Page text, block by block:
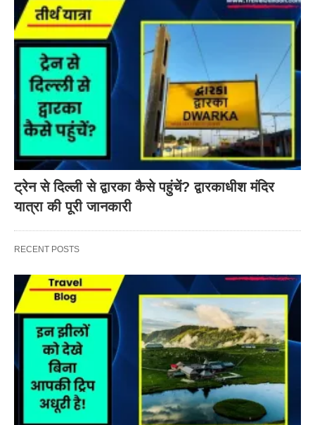
ट्रेन से दिल्ली से द्वारका कैसे पहुंचें? द्वारकाधीश मंदिर
यात्रा की पूरी जानकारी
RECENT POSTS